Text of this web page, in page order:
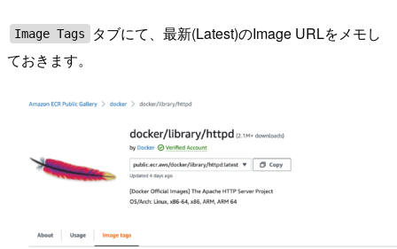
Image Tags
タブにて、最新(Latest)のImage URLをメモし
ておきます。